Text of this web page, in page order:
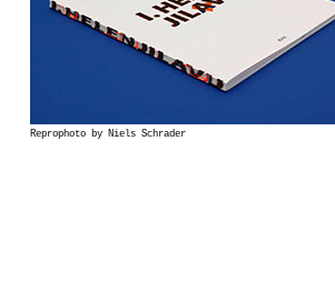
Reprophoto by Niels Schrader